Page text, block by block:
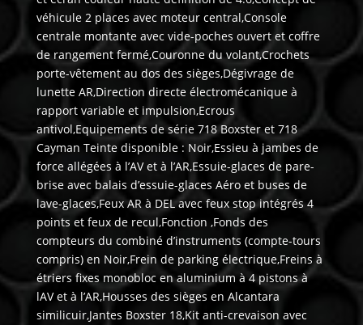
véhicule 2 places avec moteur central,Console
centrale montante avec vide-poches ouvert et coffre
de rangement fermé,Couronne du volant,Crochets
porte-vêtement au dos des sièges,Dégivrage de
lunette AR,Direction directe électromécanique à
rapport variable et impulsion,Ecrous
antivol,Equipements de série 718 Boxster et 718
Cayman Teinte disponible : Noir,Essieu à jambes de
force allégées à l’AV et à l’AR,Essuie-glaces de pare-
brise avec balais d’essuie-glaces Aéro et buses de
lave-glaces,Feux AR à DEL avec feux stop intégrés 4
points et feux de recul,Fonction ,Fonds des
compteurs du combiné d’instruments (compte-tours
compris) en Noir,Frein de parking électrique,Freins à
étriers fixes monobloc en aluminium à 4 pistons à
lAV et à l’AR,Housses des sièges en Alcantara
similicuir,Jantes Boxster 18,Kit anti-crevaison avec